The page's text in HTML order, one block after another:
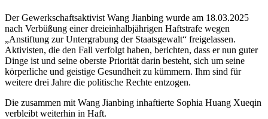
Der Gewerkschaftsaktivist Wang Jianbing wurde am 18.03.2025
nach Verbüßung einer dreieinhalbjährigen Haftstrafe wegen
„Anstiftung zur Untergrabung der Staatsgewalt“ freigelassen.
Aktivisten, die den Fall verfolgt haben, berichten, dass er nun guter
Dinge ist und seine oberste Priorität darin besteht, sich um seine
körperliche und geistige Gesundheit zu kümmern. Ihm sind für
weitere drei Jahre die politische Rechte entzogen.
Die zusammen mit Wang Jianbing inhaftierte Sophia Huang Xueqin
verbleibt weiterhin in Haft.